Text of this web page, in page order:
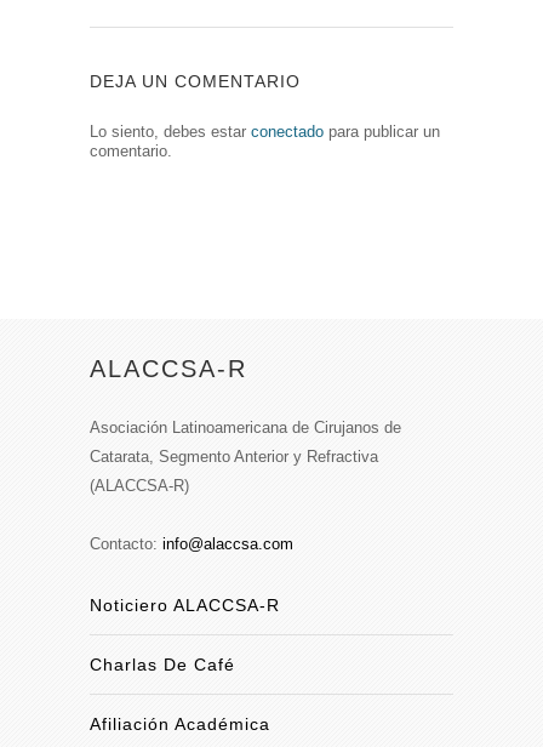
DEJA UN COMENTARIO
Lo siento, debes estar conectado para publicar un
comentario.
ALACCSA-R
Asociación Latinoamericana de Cirujanos de
Catarata, Segmento Anterior y Refractiva
(ALACCSA-R)
Contacto: info@alaccsa.com
Noticiero ALACCSA-R
Charlas De Café
Afiliación Académica